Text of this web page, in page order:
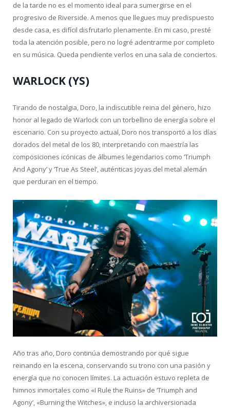
de la tarde no es el momento ideal para sumergirse en el
progresivo de Riverside. A menos que llegues muy predispuesto
desde casa, es difícil disfrutarlo plenamente. En mi caso, presté
toda la atención posible, pero no logré adentrarme por completo
en su música. Queda pendiente verlos en una sala de conciertos.
WARLOCK (YS)
Tirando de nostalgia, Doro, la indiscutible reina del género, hizo
honor al legado de Warlock con un torbellino de energía sobre el
escenario. Con su proyecto actual, Doro nos transportó a los días
dorados del metal de los 80, interpretando con maestría las
composiciones icónicas de álbumes legendarios como ‘Triumph
And Agony’ y ‘True As Steel’, auténticas joyas del metal alemán
que perduran en el tiempo.
Año tras año, Doro continúa demostrando por qué sigue
reinando en la escena, conservando su trono con una pasión y
energía que no conocen límites. La actuación estuvo repleta de
himnos inmortales como «I Rule the Ruins» de ‘Triumph and
Agony’, «Burning the Witches», e incluso la archiversionada